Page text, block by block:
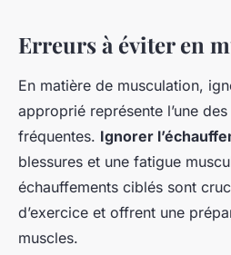
Erreurs à éviter en
En matière de musculation,
approprié représente l’une
fréquentes. Ignorer
blessures et une fatigue
échauffements ciblés sont
d’exercice et offrent une
muscles.